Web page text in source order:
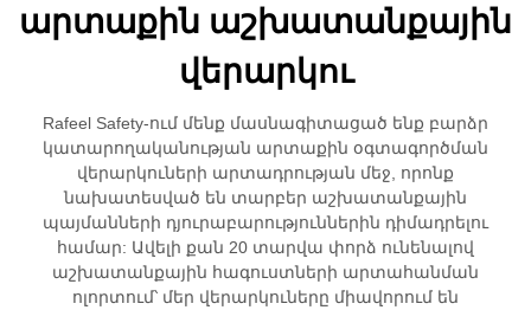
արտաքին աշխատանքային
վերարկու
Rafeel Safety-ում մենք մասնագիտացած ենք բարձր
կատարողականության արտաքին օգտագործման
վերարկուների արտադրության մեջ, որոնք
նախատեսված են տարբեր աշխատանքային
պայմանների դյուրաբարություններին դիմադրելու
համար: Ավելի քան 20 տարվա փորձ ունենալով
աշխատանքային հագուստների արտահանման
ոլորտում՝ մեր վերարկուները միավորում են